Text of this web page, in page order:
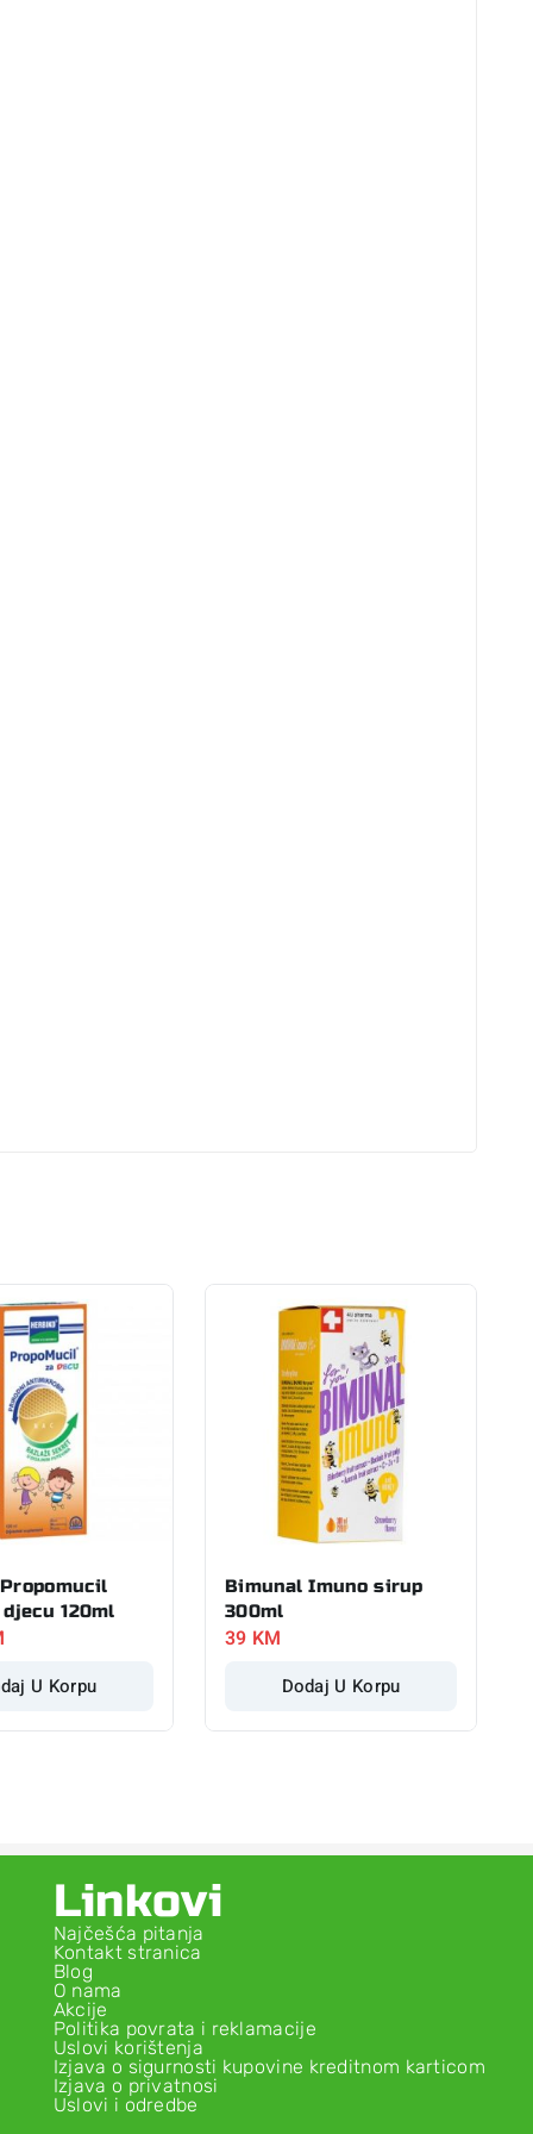
120ml
U Korpu
Bimunal Imuno sirup
300ml
39 KM
Dodaj U Korpu
Linkovi
Najčešća pitanja
Kontakt stranica
Blog
O nama
Akcije
Politika povrata i reklamacije
Uslovi korištenja
Izjava o sigurnosti kupovine kreditnom karticom
Izjava o privatnosi
Uslovi i odredbe